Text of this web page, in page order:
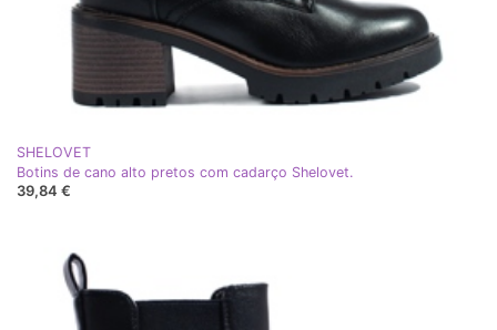
SHELOVET
Botins de cano alto pretos com cadarço Shelovet.
39,84 €